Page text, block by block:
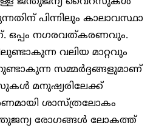
പിന്നിലും കാലാവസ്ഥാ
ഒപ്പം ന​ഗരവത്കരണവും.
വലിയ മാറ്റവും
സമ്മർദ്ദങ്ങളുമാണ്
മനുഷ്യരിലേക്ക്
ശാസ്ത്രലോകം
രോ​ഗങ്ങൾ ലോകത്ത്